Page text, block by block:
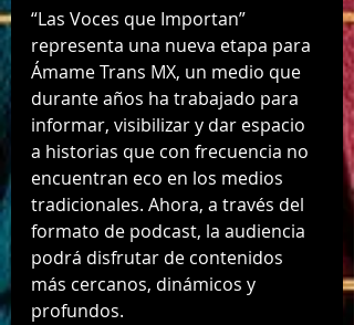
“Las Voces que Importan”
representa una nueva etapa para
Ámame Trans MX, un medio que
durante años ha trabajado para
informar, visibilizar y dar espacio
a historias que con frecuencia no
encuentran eco en los medios
tradicionales. Ahora, a través del
formato de podcast, la audiencia
podrá disfrutar de contenidos
más cercanos, dinámicos y
profundos.